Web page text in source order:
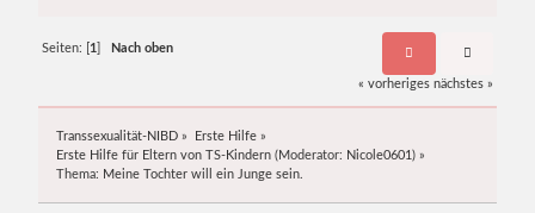
Seiten: [ 1] Nach oben
« vorheriges nächstes »
Transsexualität-NIBD » Erste Hilfe»
Erste Hilfe für Eltern von TS-Kindern (Moderator: Nicole0601) »
Thema: Meine Tochter will ein Junge sein.